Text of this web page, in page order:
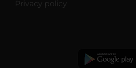
Privacy policy